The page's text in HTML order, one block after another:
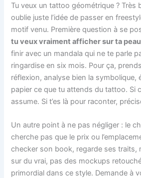
Tu veux un tattoo géométrique ? Très
oublie juste l’idée de passer en
motif venu. Première question à se
tu veux vraiment afficher sur ta
finir avec un mandala qui ne te parle
ringardise en six mois. Pour ça,
réflexion, analyse bien la symbolique,
papier ce que tu attends du tattoo. Si
assume. Si t’es là pour raconter,
Un autre point à ne pas négliger : le
cherche pas que le prix ou
checker son book, regarde ses traits,
sur du vrai, pas des mockups
primordial dans ce style. Demande à